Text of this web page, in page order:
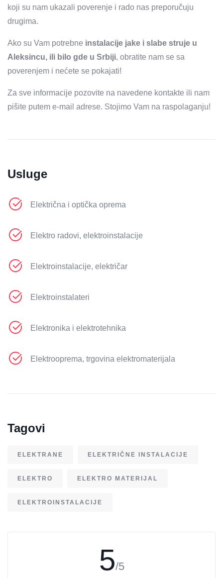
koji su nam ukazali poverenje i rado nas preporučuju
drugima.
Ako su Vam potrebne instalacije jake i slabe struje u
Aleksincu, ili bilo gde u Srbiji, obratite nam se sa
poverenjem i nećete se pokajati!
Za sve informacije pozovite na navedene kontakte ili nam
pišite putem e-mail adrese. Stojimo Vam na raspolaganju!
Usluge
Električna i optička oprema
Elektro radovi, elektroinstalacije
Elektroinstalacije, električar
Elektroinstalateri
Elektronika i elektrotehnika
Elektrooprema, trgovina elektromaterijala
Tagovi
ELEKTRANE ELEKTRIČNE INSTALACIJE
ELEKTRO ELEKTRO MATERIJAL
ELEKTROINSTALACIJE
5/5